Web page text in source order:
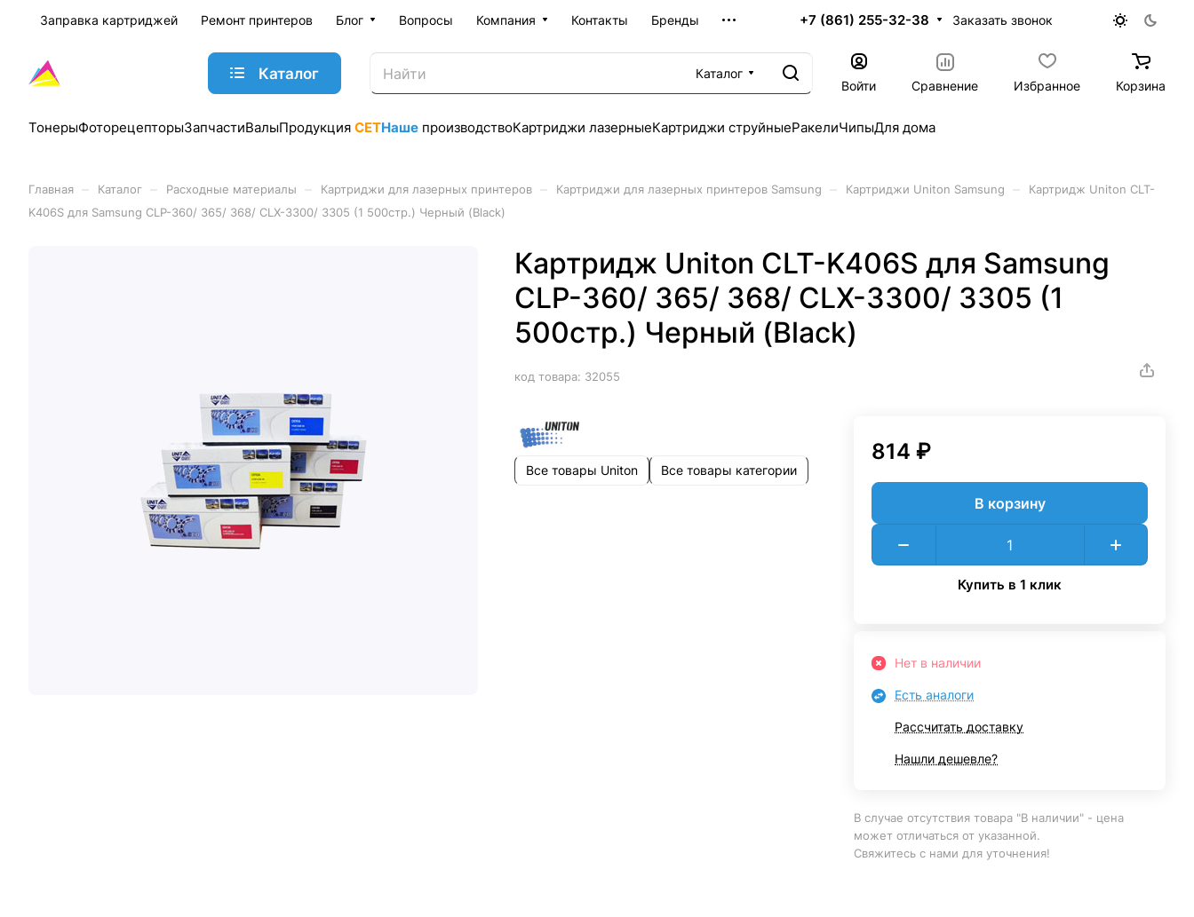
Заправка картриджей Ремонт принтеров Блог Вопросы Компания Контакты Бренды +7 (861) 255-32-38 Заказать звонок
Каталог
Каталог
Войти
Сравнение Избранное Корзина
ТонерыФоторецепторыЗапчастиВалыПродукция CETНаше производствоКартриджи лазерныеКартриджи струйныеРакелиЧипыДля дома
Главная Каталог Расходные материалы Картриджи для лазерных принтеров Картриджи для лазерных принтеров Samsung Картриджи Uniton Samsung
Картридж Uniton CLT-
K406S для Samsung CLP-360/ 365/ 368/ CLX-3300/ 3305 (1 500стр.) Черный (Black)
Картридж Uniton CLT-K406S для Samsung
CLP-360/ 365/ 368/ CLX-3300/ 3305 (1
500стр.) Черный (Black)
код товара: 32055
Все товары Uniton Все товары категории
814 ₽
В корзину
Купить в 1 клик
Нет в наличии
Есть аналоги
Рассчитать доставку
Нашли дешевле?
В случае отсутствия товара "В наличии" - цена
может отличаться от указанной.
Свяжитесь с нами для уточнения!